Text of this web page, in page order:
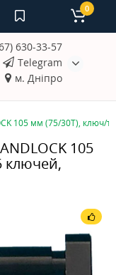
630-33-57
Telegram
м. Дніпро
0
105 мм (75/30Т), ключ/
105
ключей,